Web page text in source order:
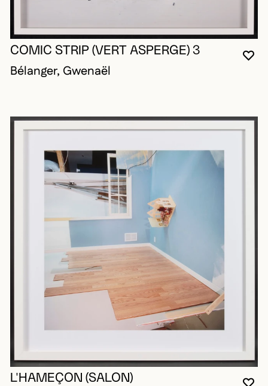
COMIC STRIP (VERT ASPERGE) 3
Bélanger, Gwenaël
L'HAMEÇON (SALON)